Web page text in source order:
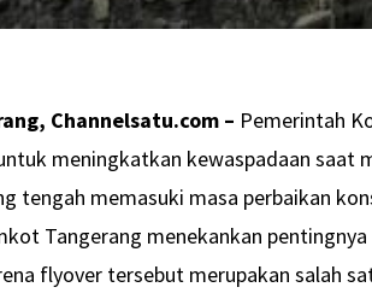
Channelsatu.com – Pemerintah
meningkatkan kewaspadaan saat
tengah memasuki masa perbaikan
Tangerang menekankan
flyover tersebut merupakan salah